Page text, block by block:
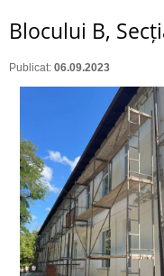
Blocului B,
Publicat: 06.09.2023